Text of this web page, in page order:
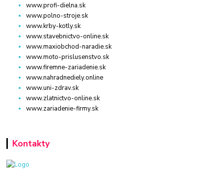
www.profi-dielna.sk
www.polno-stroje.sk
www.krby-kotly.sk
www.stavebnictvo-online.sk
www.maxiobchod-naradie.sk
www.moto-prislusenstvo.sk
www.firemne-zariadenie.sk
www.nahradnediely.online
www.uni-zdrav.sk
www.zlatnictvo-online.sk
www.zariadenie-firmy.sk
Kontakty